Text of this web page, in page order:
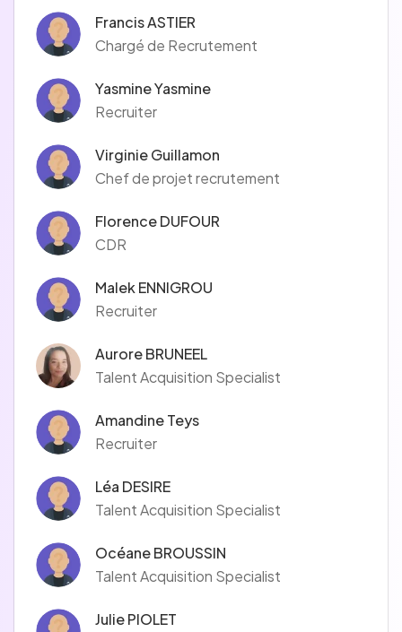
Francis ASTIER
Chargé de Recrutement
Yasmine Yasmine
Recruiter
Virginie Guillamon
Chef de projet recrutement
Florence DUFOUR
CDR
Malek ENNIGROU
Recruiter
Aurore BRUNEEL
Talent Acquisition Specialist
Amandine Teys
Recruiter
Léa DESIRE
Talent Acquisition Specialist
Océane BROUSSIN
Talent Acquisition Specialist
Julie PIOLET